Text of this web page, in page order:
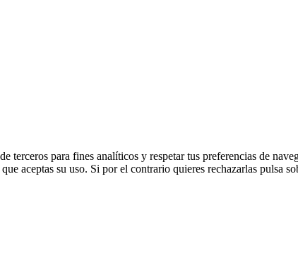
para fines analíticos y respetar tus preferencias de
aceptas su uso. Si por el contrario quieres rechazarlas pulsa